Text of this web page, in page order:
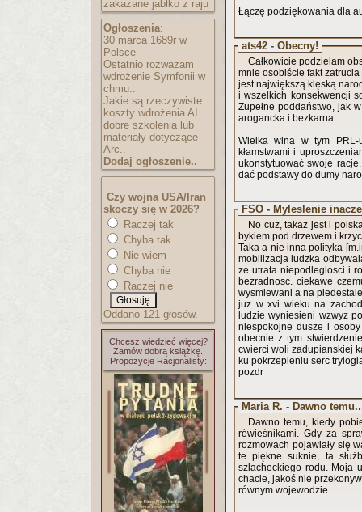
zakazane jabłko z raju
Ogłoszenia:
30 marca 1689r w
Polsce
Ostatnio rozważam
wdrożenie Symfonii w
chmu..
Jakie są rzeczywiste
koszty wdrożenia AI
dobre szkolenia lub
materiały dotyczące
Arc..
Dodaj ogłoszenie..
Czy wojna USA/Iran
skoczy się w 2026?
Raczej tak
Chyba tak
Nie wiem
Chyba nie
Raczej nie
Oddano 121 głosów.
Chcesz wiedzieć więcej?
Zamów dobrą książkę.
Propozycje Racjonalisty:
Łączę podziękowania dla
ats42 - Obecny!
Całkowicie podzielam
mnie osobiście fakt
jest największą klęską
i wszelkich konsekwencji
Zupełne poddaństwo, jak
arogancka i bezkarna.
Wielka wina w tym PRL-
kłamstwami i uproszczeniami odnośnie naszej historii, którymi szantażuje nas polska prawica, aby
ukonstytuować swoje
dać podstawy do dumy
FSO - Myleslenie
No cuz, takaz jest i
bykiem pod drzewem i
Taka a nie inna polityka
mobilizacja ludzka
ze utrata niepodleglosci i
bezradnosc. ciekawe
wysmiewani a na
juz w xvi wieku na
ludzie wyniesieni wzwyz
niespokojne dusze i
obecnie z tym
cwierci woli zadupianskiej
ku pokrzepieniu serc
pozdr
Maria R. - Dawno
Dawno temu, kiedy
rówieśnikami. Gdy za
rozmowach pojawiały się
te piękne suknie, ta
szlacheckiego rodu. Moja
chacie, jakoś nie
równym wojewodzie.